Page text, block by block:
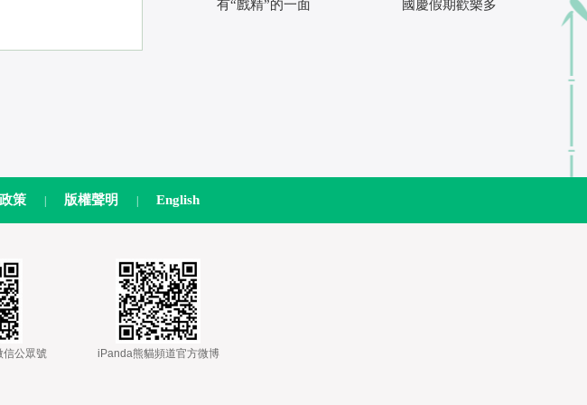
有“戲精”的一面
國慶假期歡樂多
策 版權聲明 English
信公眾號 iPanda熊貓頻道官方微博